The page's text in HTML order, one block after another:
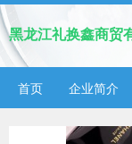
黑龙江礼换鑫商贸
首页 企业简介